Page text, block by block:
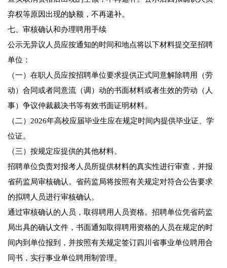
弃权等原因出现的缺额，不再递补。
七、审核确认和办理聘用手续
公示无异议人员应按通知的时间和地点将以下材料提交至招聘
单位：
（一）在职人员应按招聘单位要求提供正式同意解除聘用（劳
动）合同或者同意流（调）动的书面材料或者生效的劳动（人
事）争议仲裁裁决书等有效书面证明材料。
（二）2026年高校应届毕业生应在规定时间内提供毕业证、学
位证。
（三）按规定应提供的其他材料。
招聘单位负责对报考人员所提供材料的真实性进行审查，并报
省药监局审核确认。省药监局将按照有关规定对符合公告要求
的拟聘人员进行审核确认。
通过审核确认的人员，取得聘用人员资格。招聘单位凭省药监
局出具的确认文件，书面通知取得聘用资格的人员在规定的时
间内到单位报到，并按照有关规定签订四川省事业单位聘用合
同书，实行事业单位聘用制管理。